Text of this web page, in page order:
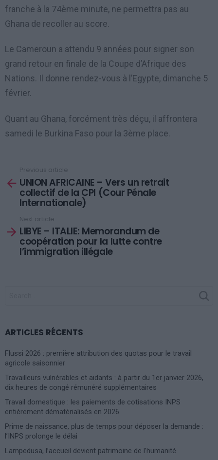
franche à la 74ème minute, ne permettra pas au
Ghana de recoller au score.
Le Cameroun a attendu 9 années pour signer son
grand retour en finale de la Coupe d’Afrique des
Nations. Il donne rendez-vous à l’Egypte, dimanche 5
février.
Quant au Ghana, forcément très déçu, il affrontera
samedi le Burkina Faso pour la 3ème place.
more
Previous article
UNION AFRICAINE – Vers un retrait
collectif de la CPI (Cour Pénale
Internationale)
Next article
LIBYE – ITALIE: Memorandum de
coopération pour la lutte contre
l’immigration illégale
ARTICLES RÉCENTS
Flussi 2026 : première attribution des quotas pour le travail
agricole saisonnier
Travailleurs vulnérables et aidants : à partir du 1er janvier 2026,
dix heures de congé rémunéré supplémentaires
Travail domestique : les paiements de cotisations INPS
entièrement dématérialisés en 2026
Prime de naissance, plus de temps pour déposer la demande :
l’INPS prolonge le délai
Lampedusa, l’accueil devient patrimoine de l’humanité